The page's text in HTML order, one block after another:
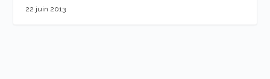
22 juin 2013